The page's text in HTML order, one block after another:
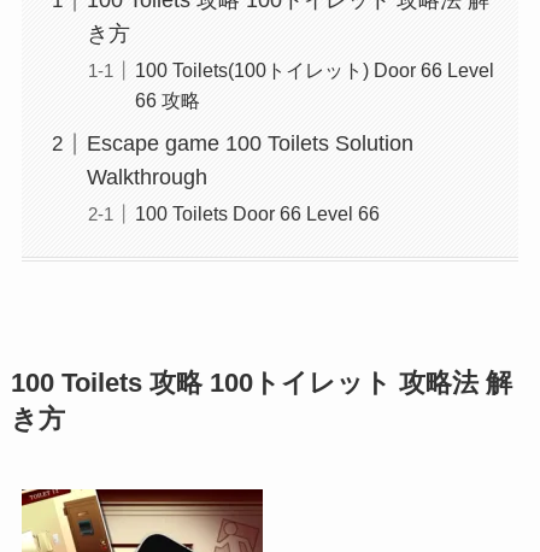
き方
100 Toilets(100トイレット) Door 66 Level
66 攻略
Escape game 100 Toilets Solution
Walkthrough
100 Toilets Door 66 Level 66
100 Toilets 攻略 100トイレット 攻略法 解
き方